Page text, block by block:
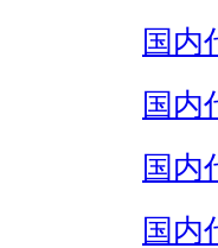
国内
国内
国内
国内